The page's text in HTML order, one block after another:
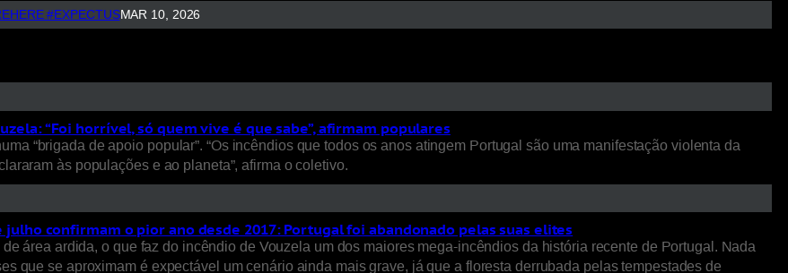
#EXPECTUSMAR 10, 2026
“Foi horrível, só quem vive é que sabe”, afirmam populares
“brigada de apoio popular”. “Os incêndios que todos os anos atingem Portugal são uma manifestação violenta da
às populações e ao planeta”, afirma o coletivo.
confirmam o pior ano desde 2017: Portugal foi abandonado pelas suas elites
área ardida, o que faz do incêndio de Vouzela um dos maiores mega-incêndios da história recente de Portugal. Nada
que se aproximam é expectável um cenário ainda mais grave, já que a floresta derrubada pelas tempestades de